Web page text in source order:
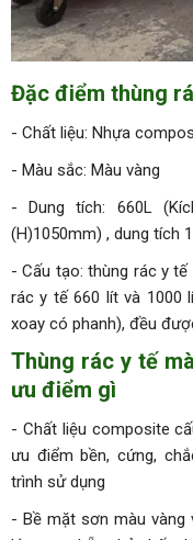
Đặc điểm thùng
- Chất liệu: Nhựa
- Màu sắc: Màu vàng
- Dung tích: 660L
(H)1050mm) , dung tích
- Cấu tạo: thùng rác y
rác y tế 660 lít và 1000
xoay có phanh), đều
Thùng rác y tế
ưu điểm gì
- Chất liệu composite
ưu điểm bền, cứng,
trình sử dụng
- Bề mặt sơn màu vàng